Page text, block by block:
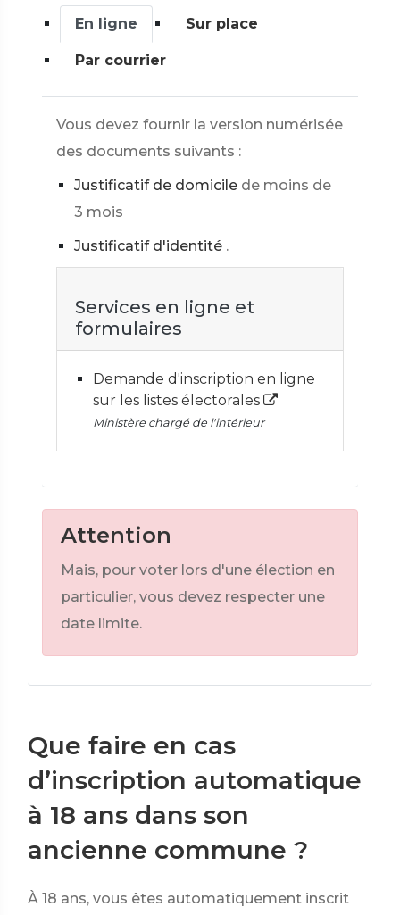
En ligne Sur place
Par courrier
Vous devez fournir la version numérisée
des documents suivants :
Justificatif de domicile de moins de
3 mois
Justificatif d'identité .
Services en ligne et
formulaires
Demande d'inscription en ligne
sur les listes électorales
Ministère chargé de l'intérieur
Attention
Mais, pour voter lors d'une élection en
particulier, vous devez respecter une
date limite.
Que faire en cas
d’inscription automatique
à 18 ans dans son
ancienne commune ?
À 18 ans, vous êtes automatiquement inscrit